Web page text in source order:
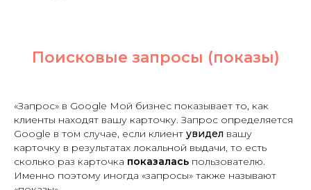
Поисковые запросы (показы)
«Запрос» в Google Мой бизнес показывает то, как
клиенты находят вашу карточку. Запрос определяется
Google в том случае, если клиент увидел вашу
карточку в результатах локальной выдачи, то есть
сколько раз карточка показалась пользователю.
Именно поэтому иногда «запросы» также называют